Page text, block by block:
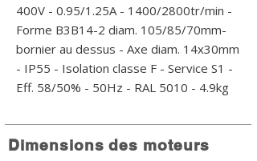
400V - 0.95/1.25A - 1400/2800tr/min -
Forme B3B14-2 diam. 105/85/70mm-
bornier au dessus - Axe diam. 14x30mm
- IP55 - Isolation classe F - Service S1 -
Eff. 58/50% - 50Hz - RAL 5010 - 4.9kg
Dimensions des moteurs